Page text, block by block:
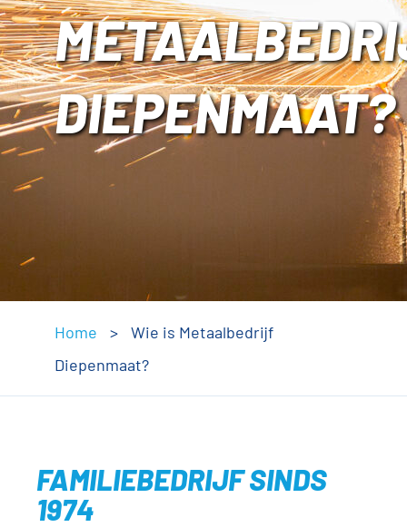
DIEPENMAAT?
Home >
Wie is Metaalbedrijf
Diepenmaat?
FAMILIEBEDRIJF SINDS
1974